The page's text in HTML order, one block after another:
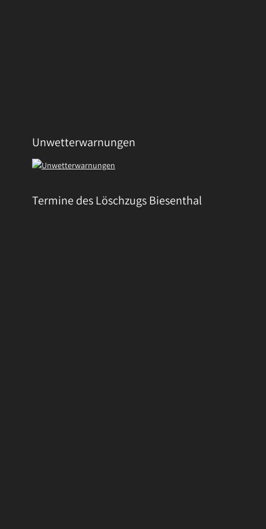
Unwetterwarnungen
Termine des Löschzugs Biesenthal